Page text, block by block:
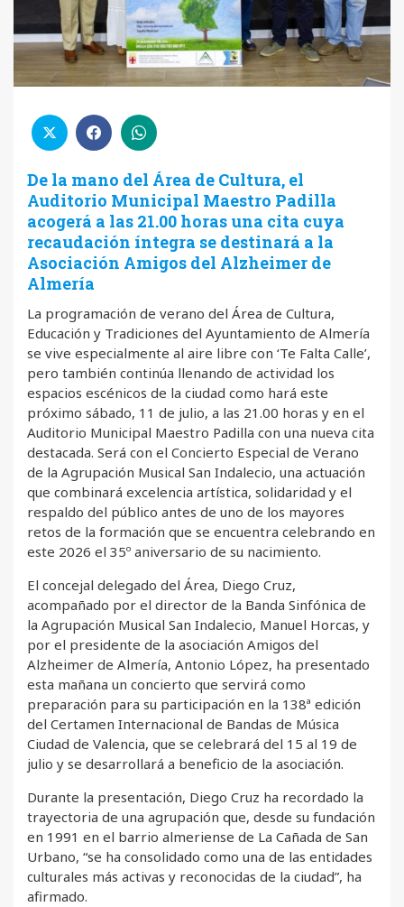
De la mano del Área de Cultura, el
Auditorio Municipal Maestro Padilla
acogerá a las 21.00 horas una cita cuya
recaudación íntegra se destinará a la
Asociación Amigos del Alzheimer de
Almería
La programación de verano del Área de Cultura,
Educación y Tradiciones del Ayuntamiento de Almería
se vive especialmente al aire libre con ‘Te Falta Calle’,
pero también continúa llenando de actividad los
espacios escénicos de la ciudad como hará este
próximo sábado, 11 de julio, a las 21.00 horas y en el
Auditorio Municipal Maestro Padilla con una nueva cita
destacada. Será con el Concierto Especial de Verano
de la Agrupación Musical San Indalecio, una actuación
que combinará excelencia artística, solidaridad y el
respaldo del público antes de uno de los mayores
retos de la formación que se encuentra celebrando en
este 2026 el 35º aniversario de su nacimiento.
El concejal delegado del Área, Diego Cruz,
acompañado por el director de la Banda Sinfónica de
la Agrupación Musical San Indalecio, Manuel Horcas, y
por el presidente de la asociación Amigos del
Alzheimer de Almería, Antonio López, ha presentado
esta mañana un concierto que servirá como
preparación para su participación en la 138ª edición
del Certamen Internacional de Bandas de Música
Ciudad de Valencia, que se celebrará del 15 al 19 de
julio y se desarrollará a beneficio de la asociación.
Durante la presentación, Diego Cruz ha recordado la
trayectoria de una agrupación que, desde su fundación
en 1991 en el barrio almeriense de La Cañada de San
Urbano, “se ha consolidado como una de las entidades
culturales más activas y reconocidas de la ciudad”, ha
afirmado.